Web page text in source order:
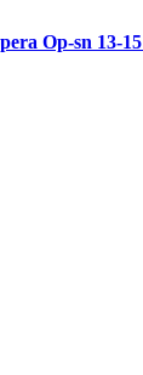
Op-sn 13-